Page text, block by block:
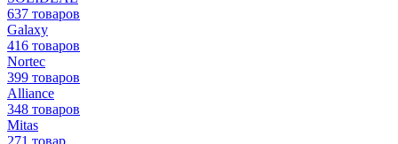
637 товаров
Galaxy
416 товаров
Nortec
399 товаров
Alliance
348 товаров
Mitas
271 товар